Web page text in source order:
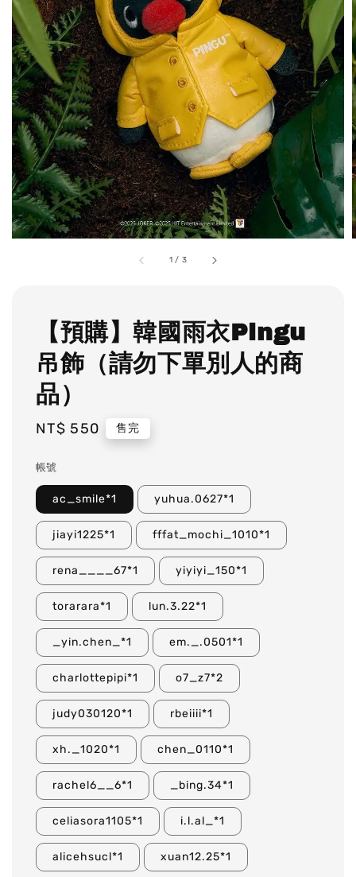
1 / 3
【預購】韓國雨衣Pingu
吊飾（請勿下單別人的商
品）
Regular
NT$ 550 售完
帳號
ac_smile*1 yuhua.0627*1
jiayi1225*1 fffat_mochi_1010*1
rena____67*1 yiyiyi_150*1
torarara*1 lun.3.22*1
_yin.chen_*1 em._.0501*1
charlottepipi*1 o7_z7*2
judy030120*1 rbeiiii*1
xh._1020*1 chen_0110*1
rachel6__6*1 _bing.34*1
celiasora1105*1 i.l.al_*1
alicehsucl*1 xuan12.25*1